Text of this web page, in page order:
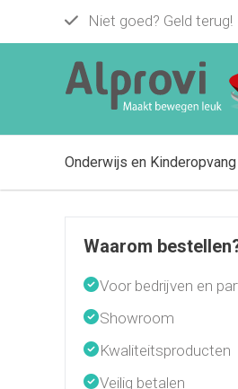
Niet goed? Geld terug!
Onderwijs en Kinderopvang
Waarom
Voor bedrijven en
Showroom
Kwaliteitsproducten
Veilig betalen